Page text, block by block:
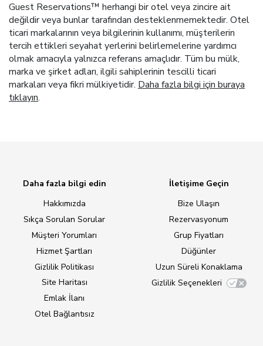
Guest Reservations™ herhangi bir otel veya zincire ait
değildir veya bunlar tarafından desteklenmemektedir. Otel
ticari markalarının veya bilgilerinin kullanımı, müşterilerin
tercih ettikleri seyahat yerlerini belirlemelerine yardımcı
olmak amacıyla yalnızca referans amaçlıdır. Tüm bu mülk,
marka ve şirket adları, ilgili sahiplerinin tescilli ticari
markaları veya fikri mülkiyetidir. Daha fazla bilgi için buraya
tıklayın.
Daha fazla bilgi edin
Hakkımızda
Sıkça Sorulan Sorular
Müşteri Yorumları
Hizmet Şartları
Gizlilik Politikası
Site Haritası
Emlak İlanı
Otel Bağlantısız
İletişime Geçin
Bize Ulaşın
Rezervasyonum
Grup Fiyatları
Düğünler
Uzun Süreli Konaklama
Gizlilik Seçenekleri